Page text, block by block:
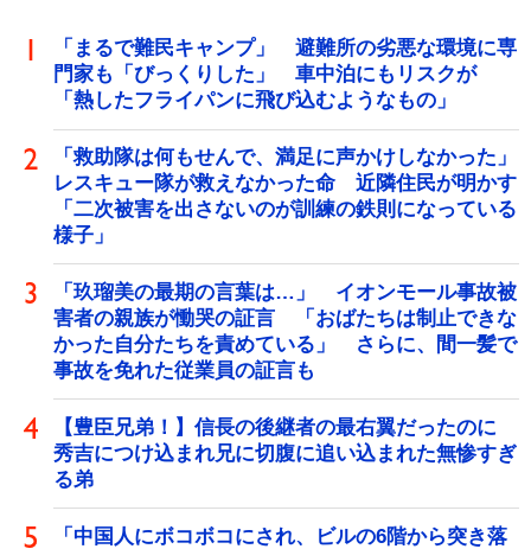
「まるで難民キャンプ」 避難所の劣悪な環境に専
門家も「びっくりした」 車中泊にもリスクが
「熱したフライパンに飛び込むようなもの」
「救助隊は何もせんで、満足に声かけしなかった」
レスキュー隊が救えなかった命 近隣住民が明かす
「二次被害を出さないのが訓練の鉄則になっている
様子」
「玖瑠美の最期の言葉は…」 イオンモール事故被
害者の親族が慟哭の証言 「おばたちは制止できな
かった自分たちを責めている」 さらに、間一髪で
事故を免れた従業員の証言も
【豊臣兄弟！】信長の後継者の最右翼だったのに
秀吉につけ込まれ兄に切腹に追い込まれた無惨すぎ
る弟
「中国人にボコボコにされ、ビルの6階から突き落